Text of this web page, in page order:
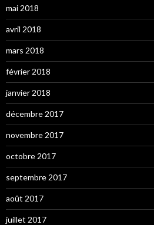
mai 2018
avril 2018
mars 2018
février 2018
janvier 2018
décembre 2017
novembre 2017
octobre 2017
septembre 2017
août 2017
juillet 2017